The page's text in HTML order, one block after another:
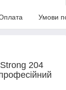
Умови
204